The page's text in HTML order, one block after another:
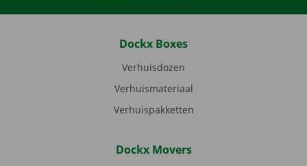
Dockx Boxes
Verhuisdozen
Verhuismateriaal
Verhuispakketten
Dockx Movers